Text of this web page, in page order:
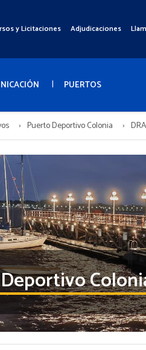
y Licitaciones Adjudicaciones
PUERTOS
Puerto Deportivo Colonia